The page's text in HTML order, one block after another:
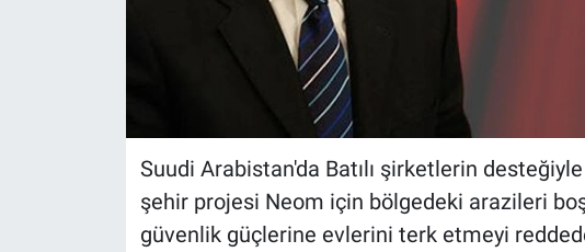
Suudi Arabistan'da Batılı şirketlerin
şehir projesi Neom için bölgedeki arazileri
güvenlik güçlerine evlerini terk etmeyi